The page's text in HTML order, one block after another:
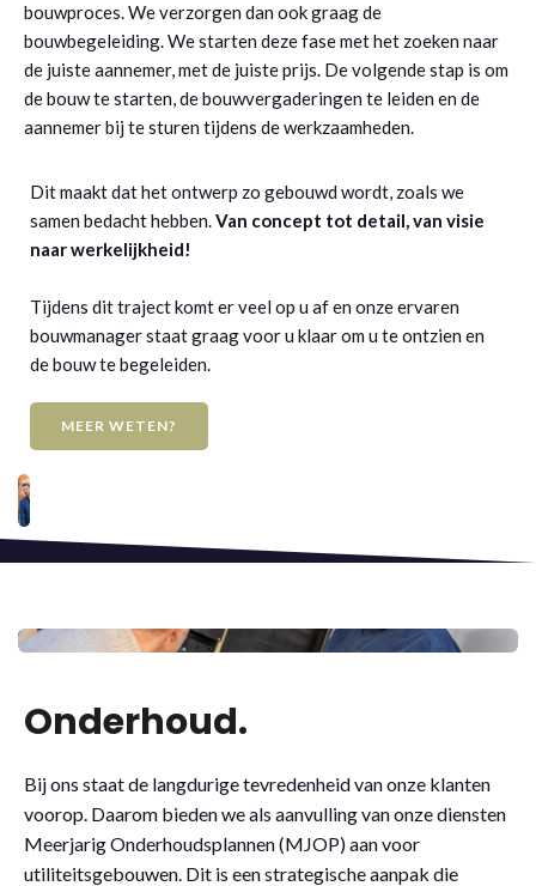
bouwproces. We verzorgen dan ook graag de
bouwbegeleiding. We starten deze fase met het zoeken naar
de juiste aannemer, met de juiste prijs. De volgende stap is om
de bouw te starten, de bouwvergaderingen te leiden en de
aannemer bij te sturen tijdens de werkzaamheden.
Dit maakt dat het ontwerp zo gebouwd wordt, zoals we
samen bedacht hebben.Van concept tot detail, van visie
naar werkelijkheid!
Tijdens dit traject komt er veel op u af en onze ervaren
bouwmanager staat graag voor u klaar om u te ontzien en
de bouw te begeleiden.
MEER WETEN?
Onderhoud.
Bij ons staat de langdurige tevredenheid van onze klanten
voorop. Daarom bieden we als aanvulling van onze diensten
Meerjarig Onderhoudsplannen (MJOP) aan voor
utiliteitsgebouwen. Dit is een strategische aanpak die